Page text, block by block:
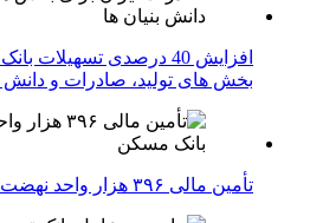
افزایش 40 درصدی
بخش های تولید، صادرات و دانش
تأمین مالی ۳۹۶ هزار واحد نهضت ملی توسط بانک مسکن